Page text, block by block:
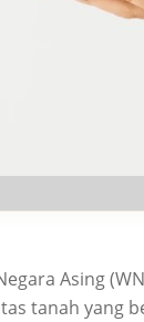
Asing
tanah yang